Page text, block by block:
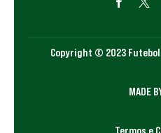
Copyright © 2023
MADE
Termos e